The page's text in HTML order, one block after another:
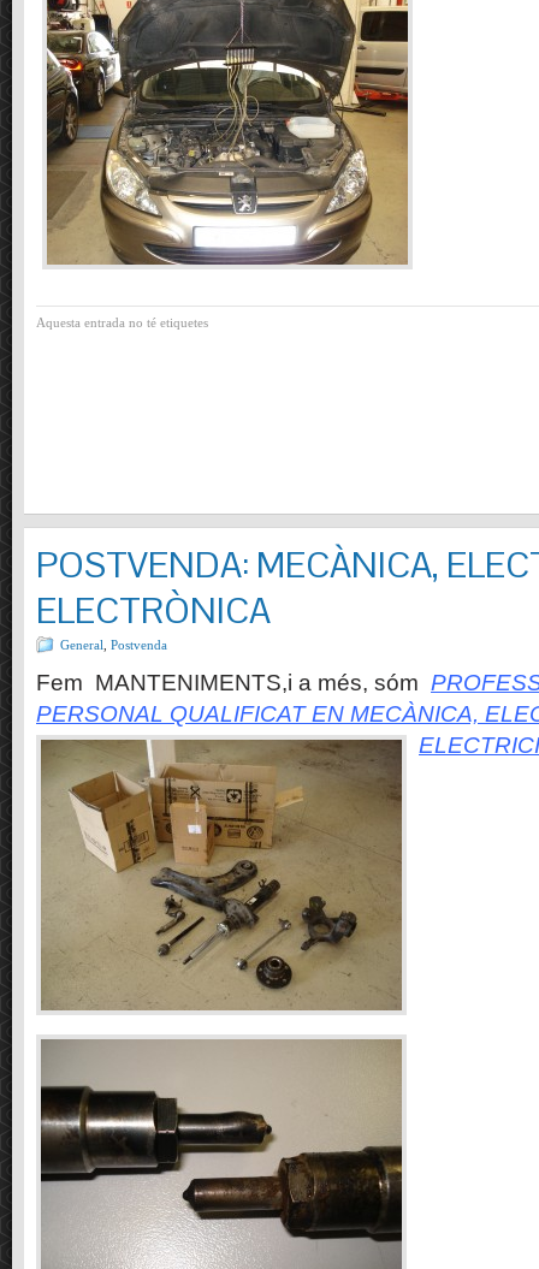
Aquesta entrada no té etiquetes
POSTVENDA: MECÀNICA,
ELECTRÒNICA
General Postvenda
Fem MANTENIMENTS,i a més, sóm
PERSONAL QUALIFICAT EN MECÀNICA,